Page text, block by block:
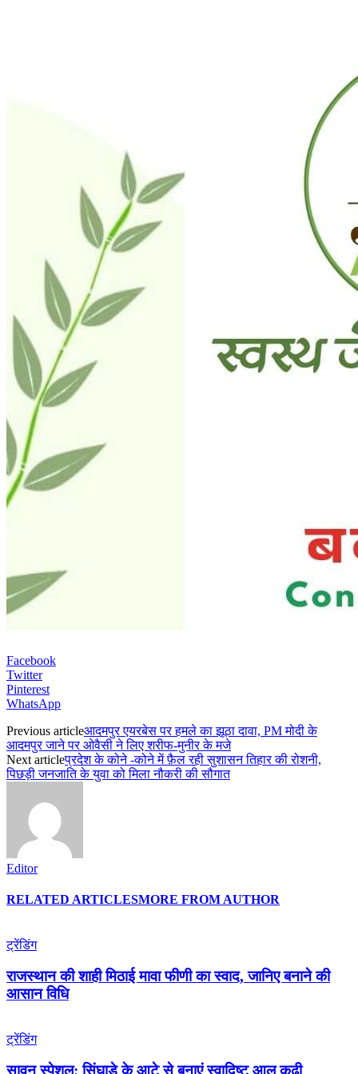
Facebook
Twitter
Pinterest
WhatsApp
Previous articleआदमपुर एयरबेस पर हमले का झूठा दावा, PM मोदी के
आदमपुर जाने पर ओवैसी ने लिए शरीफ-मुनीर के मजे
Next articleप्रदेश के कोने -कोने में फ़ैल रही सुशासन तिहार की रोशनी,
पिछड़ी जनजाति के युवा को मिला नौकरी की सौगात
Editor
RELATED ARTICLESMORE FROM AUTHOR
ट्रेंडिंग
राजस्थान की शाही मिठाई मावा फीणी का स्वाद, जानिए बनाने की
आसान विधि
ट्रेंडिंग
सावन स्पेशल: सिंघाड़े के आटे से बनाएं स्वादिष्ट आलू कढ़ी